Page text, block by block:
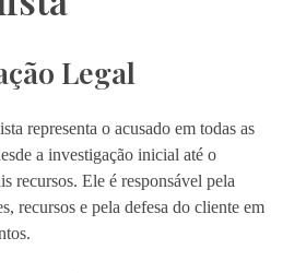
Legal
representa o acusado em todas as
a investigação inicial até o
recursos. Ele é responsável pela
recursos e pela defesa do cliente em